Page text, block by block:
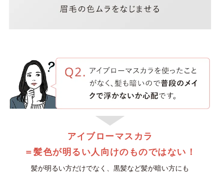
アイブローマスカラ
＝髪色が明るい人向けのものではない！
髪が明るい方だけでなく、黒髪など髪が暗い方にも